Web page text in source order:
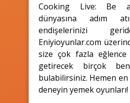
Cooking Live: Be a
dünyasına adım
endişelerinizi
Eniyioyunlar.com
size çok fazla
getirecek birçok
bulabilirsiniz. Hemen
deneyin yemek oyunları!